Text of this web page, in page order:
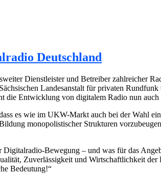
Deutschland
Dienstleister und Betreiber zahlreicher
Landesanstalt für privaten
Entwicklung von digitalem Radio nun
es wie im UKW-Markt auch bei der Wahl
monopolistischer Strukturen
Bewegung – und was für das
Zuverlässigkeit und Wirtschaftlichkeit
Bedeutung!“